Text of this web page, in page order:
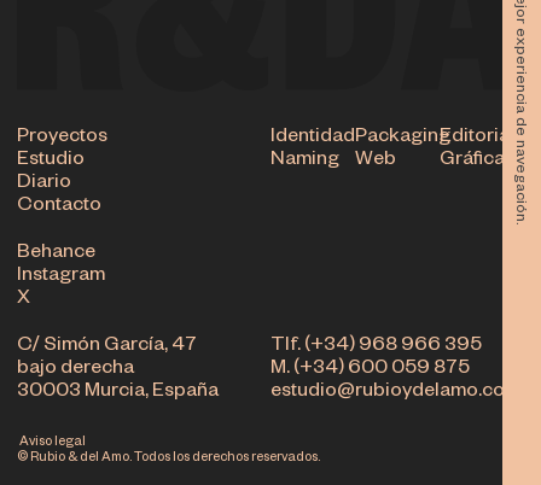
Tlf. (+34) 968 966 395
M. (+34) 600 059 875
estudio@rubioydelamo.com
C/ Simón García, 47
bajo derecha
30003 Murcia, España
Proyectos
Estudio
Diario
Contacto
IdentidadPackagingEditorial
Naming
Web Gráfica
Behance
Instagram
X
© Rubio & del Amo. Todos los derechos reservados.
Aviso legal